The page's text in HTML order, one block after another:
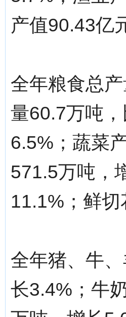
产值90.43亿
全年粮食总
量60.7万吨
6.5%；蔬菜
571.5万吨，
11.1%；鲜
全年猪、牛
长3.4%；牛